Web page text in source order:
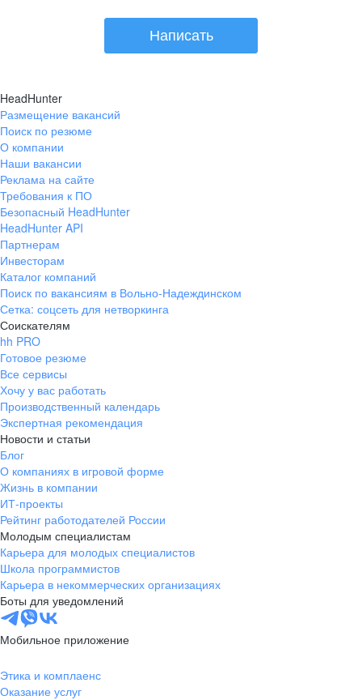
Написать
HeadHunter
Размещение вакансий
Поиск по резюме
О компании
Наши вакансии
Реклама на сайте
Требования к ПО
Безопасный HeadHunter
HeadHunter API
Партнерам
Инвесторам
Каталог компаний
Поиск по вакансиям в Вольно-Надеждинском
Сетка: соцсеть для нетворкинга
Соискателям
hh PRO
Готовое резюме
Все сервисы
Хочу у вас работать
Производственный календарь
Экспертная рекомендация
Новости и статьи
Блог
О компаниях в игровой форме
Жизнь в компании
ИТ-проекты
Рейтинг работодателей России
Молодым специалистам
Карьера для молодых специалистов
Школа программистов
Карьера в некоммерческих организациях
Боты для уведомлений
Мобильное приложение
Этика и комплаенс
Оказание услуг